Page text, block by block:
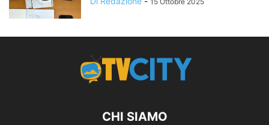
CHI SIAMO